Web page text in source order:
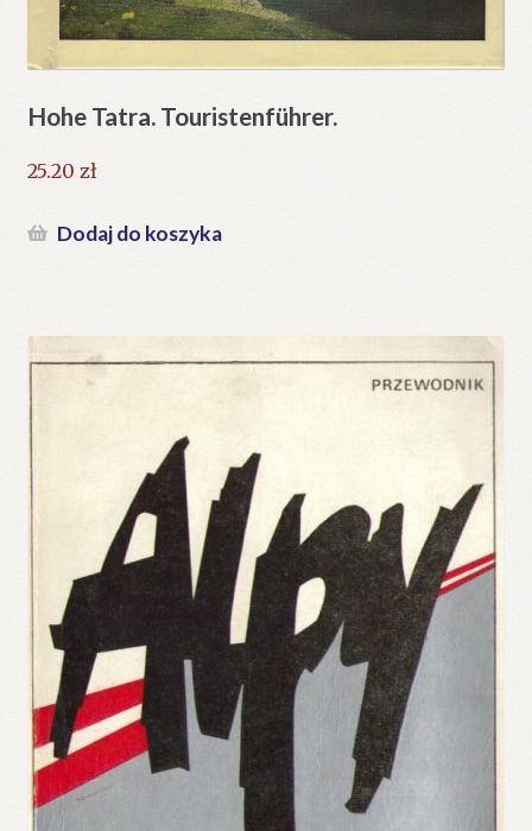
Hohe Tatra. Touristenführer.
25.20 zł
Dodaj do koszyka